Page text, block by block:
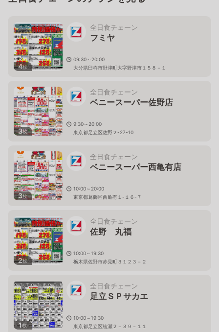
4枚
全日食チェーン
フミヤ
09:30～20:00
大分県臼杵市野津町大字野津市１５８－１
3枚
全日食チェーン
ベニースーパー佐野店
9:30～20:00
東京都足立区佐野２-27-10
3枚
全日食チェーン
ベニースーパー西亀有店
10:00～20:00
東京都葛飾区西亀有１-１６-７
2枚
全日食チェーン
佐野 丸福
10:00～19:30
栃木県佐野市赤見町３１２３－２
1枚
全日食チェーン
足立ＳＰサカエ
10:00～19:30
東京都足立区綾瀬２－３９－１１